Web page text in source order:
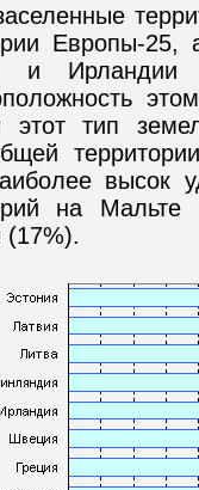
Европы-
и
этот тип
высок
на
(17%).